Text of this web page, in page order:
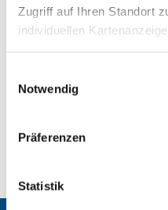
Zugriff auf Ihren Standort
individuellen Kartenanzeige.
unsere Partner Daten wie
verarbeiten diese
Websites. Die Partner
zum Website-Besuch
kann die
nicht ausgeschlossen
Notwendig
Präferenzen
Statistik
Die mit einem Sternchen (